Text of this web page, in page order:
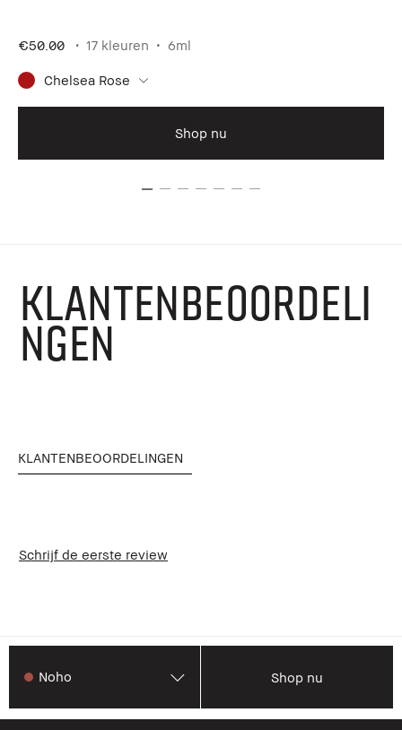
€50.00 17 kleuren 6ml
Chelsea Rose
Shop nu
KLANTENBEOORDELI
NGEN
KLANTENBEOORDELINGEN
Schrijf de eerste review
Noho Shop nu